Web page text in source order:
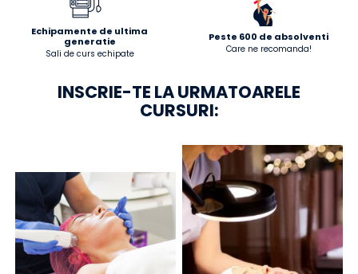
Echipamente de ultima
generatie
Sali de curs echipate
Peste 600 de absolventi
Care ne recomanda!
INSCRIE-TE LA URMATOARELE
CURSURI: